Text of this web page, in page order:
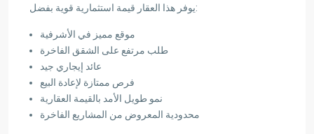
يوفر هذا العقار قيمة استثمارية قوية بفضل:
موقع مميز في الأشرفية
طلب مرتفع على الشقق الفاخرة
عائد إيجاري جيد
فرص ممتازة لإعادة البيع
نمو طويل الأمد بالقيمة العقارية
محدودية المعروض من المشاريع الفاخرة